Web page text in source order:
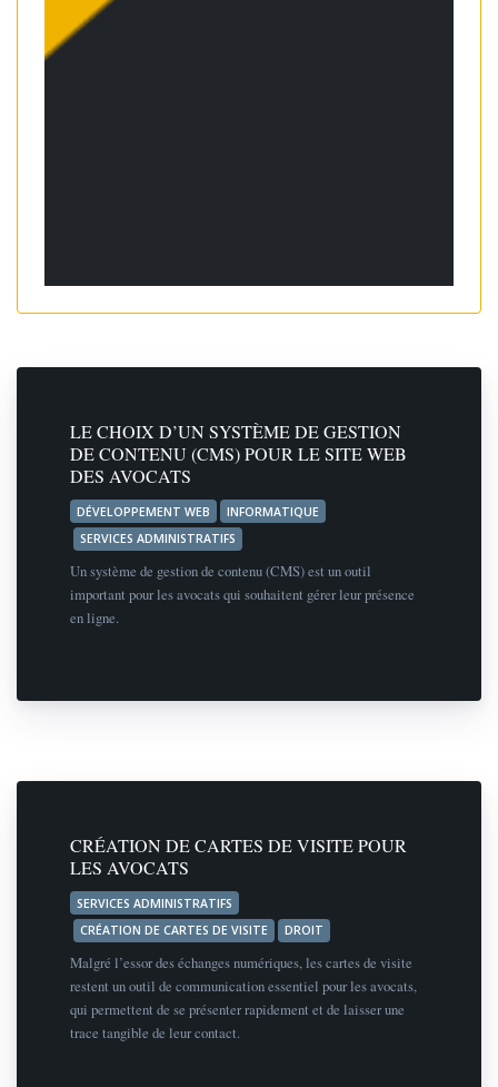
LE CHOIX D’UN SYSTÈME DE GESTION
DE CONTENU (CMS) POUR LE SITE WEB
DES AVOCATS
DÉVELOPPEMENT WEB
INFORMATIQUE
SERVICES ADMINISTRATIFS
Un système de gestion de contenu (CMS) est un outil
important pour les avocats qui souhaitent gérer leur présence
en ligne.
CRÉATION DE CARTES DE VISITE POUR
LES AVOCATS
SERVICES ADMINISTRATIFS
CRÉATION DE CARTES DE VISITE
DROIT
Malgré l’essor des échanges numériques, les cartes de visite
restent un outil de communication essentiel pour les avocats,
qui permettent de se présenter rapidement et de laisser une
trace tangible de leur contact.